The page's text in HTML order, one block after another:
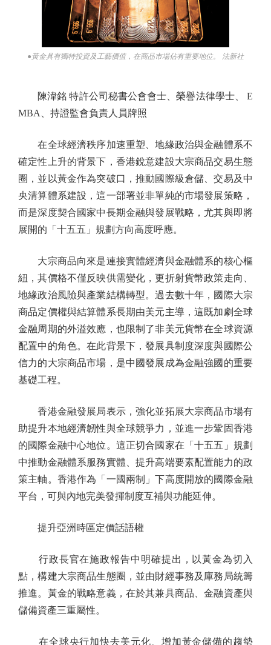
●黃金具有獨特投資及工藝價值，在商品市場佔有重要地位。 法新社
陳湋銘 特許公司秘書公會會士、榮譽法律學士、 E
MBA、持證監會負責人員牌照
在全球經濟秩序加速重塑、地緣政治與金融體系不
確定性上升的背景下，香港銳意建設大宗商品交易生態
圈，並以黃金作為突破口，推動國際級倉儲、交易及中
央清算體系建設，這一部署並非單純的市場發展策略，
而是深度契合國家中長期金融與發展戰略，尤其與即將
展開的「十五五」規劃方向高度呼應。
大宗商品向來是連接實體經濟與金融體系的核心樞
紐，其價格不僅反映供需變化，更折射貨幣政策走向、
地緣政治風險與產業結構轉型。過去數十年，國際大宗
商品定價權與結算體系長期由美元主導，這既加劇全球
金融周期的外溢效應，也限制了非美元貨幣在全球資源
配置中的角色。在此背景下，發展具制度深度與國際公
信力的大宗商品市場，是中國發展成為金融強國的重要
基礎工程。
香港金融發展局表示，強化並拓展大宗商品市場有
助提升本地經濟韌性與全球競爭力，並進一步鞏固香港
的國際金融中心地位。這正切合國家在「十五五」規劃
中推動金融體系服務實體、提升高端要素配置能力的政
策主軸。香港作為「一國兩制」下高度開放的國際金融
平台，可與內地完美發揮制度互補與功能延伸。
提升亞洲時區定價話語權
行政長官在施政報告中明確提出，以黃金為切入
點，構建大宗商品生態圈，並由財經事務及庫務局統籌
推進。黃金的戰略意義，在於其兼具商品、金融資產與
儲備資產三重屬性。
在全球央行加快去美元化、增加黃金儲備的趨勢